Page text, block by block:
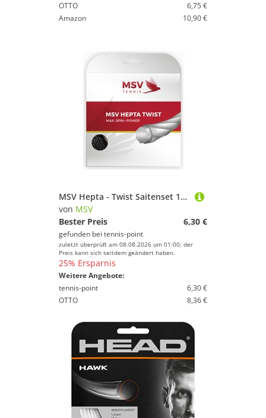
OTTO
6,75 €
Amazon
10,90 €
MSV Hepta - Twist Saitenset 12m Schwarz
von MSV
Bester Preis
6,30 €
gefunden bei tennis-point
zuletzt überprüft am 08.08.2026 um 01:00; der
Preis kann sich seitdem geändert haben.
25% Ersparnis
Weitere Angebote:
tennis-point
6,30 €
OTTO
8,36 €